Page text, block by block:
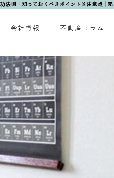
法則：知っておくべきポイントと注意点 |
会社情報 不動産コラム